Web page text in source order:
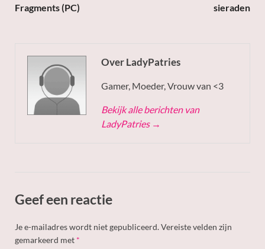
Fragments (PC)
sieraden
Over LadyPatries
Gamer, Moeder, Vrouw van <3
Bekijk alle berichten van
LadyPatries →
Geef een reactie
Je e-mailadres wordt niet gepubliceerd.Vereiste velden zijn
gemarkeerd met *